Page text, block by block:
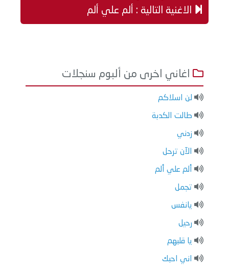
الاغنية التالية : ألم علي ألم
اغاني اخرى من ألبوم سنجلات
لن اسلاكم
طالت الكدبة
زدني
الآن ترحل
ألم علي ألم
تجمل
يانفس
رحيل
يا قلبهم
اني احبك